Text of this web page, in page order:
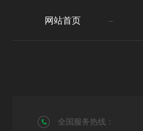
网站首页
全国服务热线：